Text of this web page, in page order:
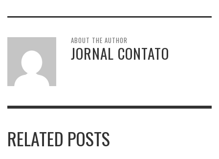
ABOUT THE AUTHOR
JORNAL CONTATO
RELATED POSTS